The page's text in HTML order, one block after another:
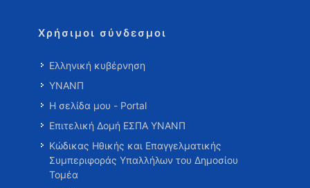
Χρήσιμοι σύνδεσμοι
Ελληνική κυβέρνηση
ΥΝΑΝΠ
Η σελίδα μου - Portal
Επιτελική Δομή ΕΣΠΑ ΥΝΑΝΠ
Κώδικας Ηθικής και Επαγγελματικής
Συμπεριφοράς Υπαλλήλων του Δημοσίου
Τομέα